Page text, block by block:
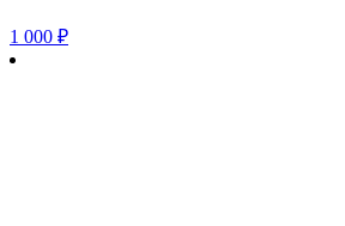
1 000 ₽